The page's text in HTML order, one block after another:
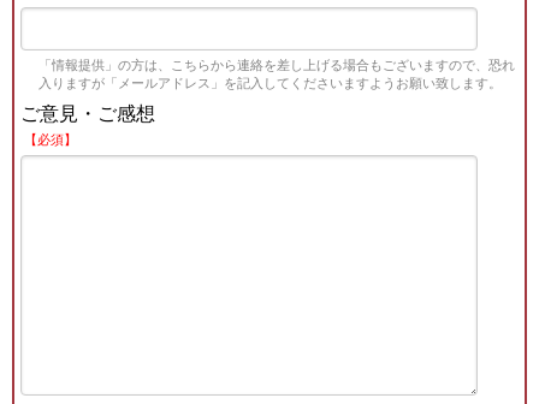
「情報提供」の方は、こちらから連絡を差し上げる場合もございますので、恐れ
入りますが「メールアドレス」を記入してくださいますようお願い致します。
ご意見・ご感想
【必須】